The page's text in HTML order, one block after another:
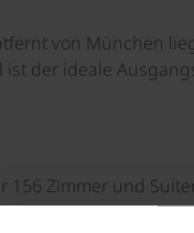
von München
ist der ideale
156 Zimmer und
oder Dusche,